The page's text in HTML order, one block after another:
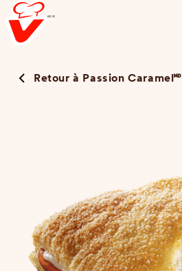
Aller
au
contenuRechercher
Retour à Passion Caramel🅫